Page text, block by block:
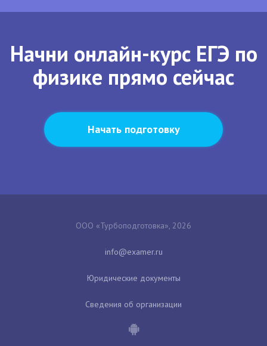
Начни онлайн-курс ЕГЭ по
физике прямо сейчас
Начать подготовку
ООО «Турбоподготовка», 2026
Юридические документы
Сведения об организации